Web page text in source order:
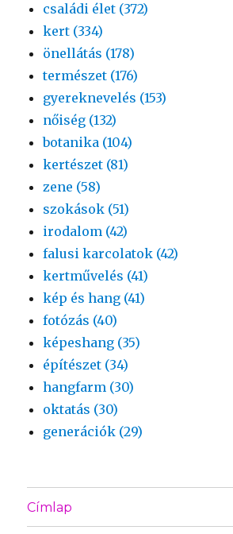
családi élet (372)
kert (334)
önellátás (178)
természet (176)
gyereknevelés (153)
nőiség (132)
botanika (104)
kertészet (81)
zene (58)
szokások (51)
irodalom (42)
falusi karcolatok (42)
kertművelés (41)
kép és hang (41)
fotózás (40)
képeshang (35)
építészet (34)
hangfarm (30)
oktatás (30)
generációk (29)
Címlap